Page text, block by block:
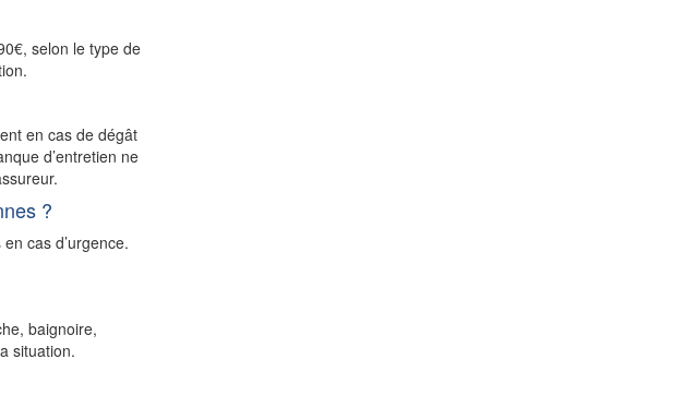
selon le type de
en cas de dégât
d’entretien ne
?
cas d’urgence.
baignoire,
situation.